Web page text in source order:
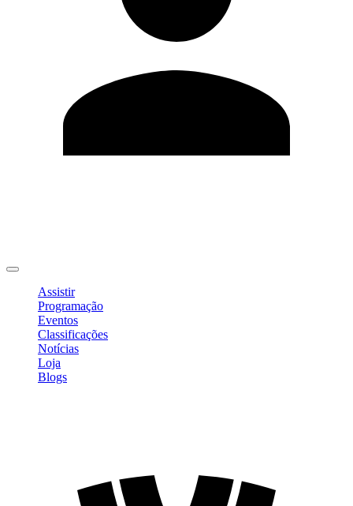
Assistir
Programação
Eventos
Classificações
Notícias
Loja
Blogs